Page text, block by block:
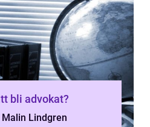
bli advokat?
Malin Lindgren